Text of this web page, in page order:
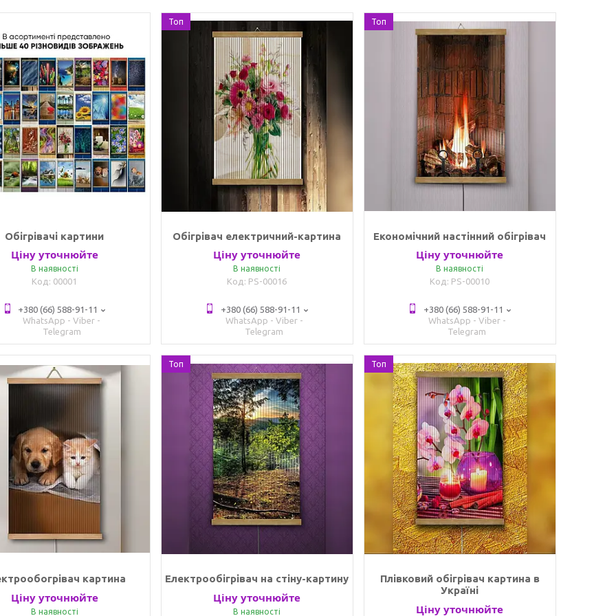
Обігрівачі картини
Ціну уточнюйте
В наявності
00001
+380 (66) 588-91-11
WhatsApp - Viber -
Telegram
Топ
Обігрівач електричний-картина
Ціну уточнюйте
В наявності
PS-00016
+380 (66) 588-91-11
WhatsApp - Viber -
Telegram
Топ
Економічний настінний обігрівач
Ціну уточнюйте
В наявності
PS-00010
+380 (66) 588-91-11
WhatsApp - Viber -
Telegram
картина
Ціну уточнюйте
В наявності
Топ
Електрообігрівач на стіну-картину
Ціну уточнюйте
В наявності
Топ
Плівковий обігрівач картина в
Україні
Ціну уточнюйте